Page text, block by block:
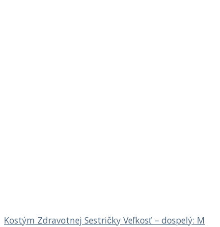
Kostým Zdravotnej Sestričky Veľkosť – dospelý: M